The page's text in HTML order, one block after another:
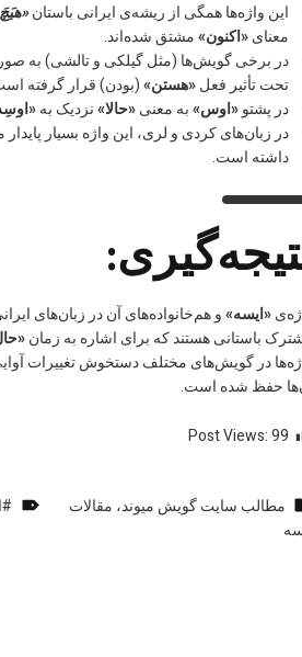
این واژه‌ها همگی از ریشه‌ی ایرانی باستان
معنای«اکنون»مشتق شده‌اند.
در برخی گویش‌ها (مثل گیلکی و تالشی) به
تحت تأثیر فعل«هستن»(بودن) قرار گرفته
در پشتو«اوس»به معنی«حالا»نزدیک به
در زبان‌های کردی و لری، این واژه بسیار
داشته است.
«ایسه»و هم‌خانواده‌های آن در زبان‌های
باستانی هستند که برای اشاره به زمان
در گویش‌های مختلف دستخوش تغییرات
حفظ شده است.
Post Views:99
دسته‌بندی‌شده در:
مطالب سایت گويش میوند، مقالات